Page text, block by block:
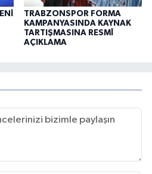
TRABZONSPOR FORMA
KAMPANYASINDA KAYNAK
TARTIŞMASINA RESMÎ
AÇIKLAMA